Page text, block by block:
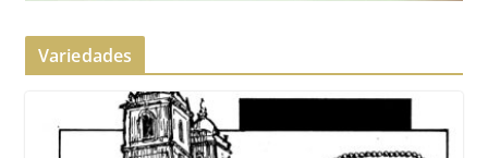
Variedades